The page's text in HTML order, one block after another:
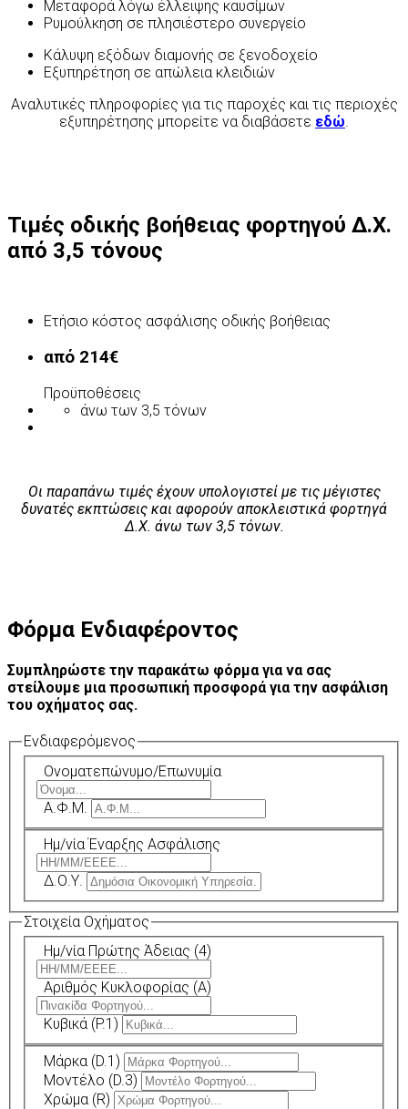
Μεταφορά λόγω έλλειψης καυσίμων
Ρυμούλκηση σε πλησιέστερο συνεργείο
Κάλυψη εξόδων διαμονής σε ξενοδοχείο
Εξυπηρέτηση σε απώλεια κλειδιών
Αναλυτικές πληροφορίες για τις παροχές και τις περιοχές
εξυπηρέτησης μπορείτε να διαβάσετε εδώ
Τιμές οδικής βοήθειας φορτηγού Δ.Χ.
από 3,5 τόνους
Ετήσιο κόστος ασφάλισης οδικής βοήθειας
από 214€
Προϋποθέσεις
άνω των 3,5 τόνων
Οι παραπάνω τιμές έχουν υπολογιστεί με τις μέγιστες
δυνατές εκπτώσεις και αφορούν αποκλειστικά φορτηγά
Δ.Χ. άνω των 3,5 τόνων.
Φόρμα Ενδιαφέροντος
Συμπληρώστε την παρακάτω φόρμα για να σας
στείλουμε μια προσωπική προσφορά για την ασφάλιση
του οχήματος σας.
Ενδιαφερόμενος
Ονοματεπώνυμο/Επωνυμία
Α.Φ.Μ.
Ημ/νία Έναρξης Ασφάλισης
Δ.Ο.Υ.
Στοιχεία Οχήματος
Ημ/νία Πρώτης Άδειας (4)
Αριθμός Κυκλοφορίας (A)
Κυβικά (P.1)
Μάρκα (D.1)
Μοντέλο (D.3)
Χρώμα (R)